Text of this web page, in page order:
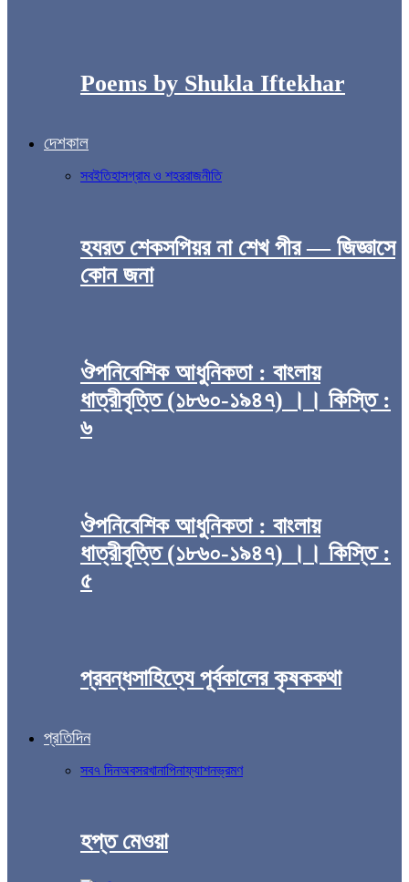
Poems by Shukla Iftekhar
দেশকাল
সবইতিহাসগ্রাম ও শহররাজনীতি
হযরত শেকসপিয়র না শেখ পীর — জিজ্ঞাসে
কোন জনা
ঔপনিবেশিক আধুনিকতা : বাংলায়
ধাত্রীবৃত্তি (১৮৬০-১৯৪৭) ।। কিস্তি :
৬
ঔপনিবেশিক আধুনিকতা : বাংলায়
ধাত্রীবৃত্তি (১৮৬০-১৯৪৭) ।। কিস্তি :
৫
প্রবন্ধসাহিত্যে পূর্বকালের কৃষককথা
প্রতিদিন
সব৭ দিনঅবসরখানাপিনাফ্যাশনভ্রমণ
হপ্ত মেওয়া